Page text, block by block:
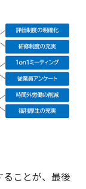
ことが、最後